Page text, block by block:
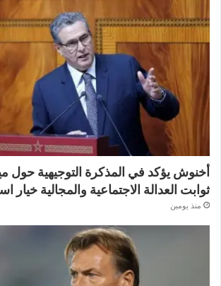
ثوابت العدالة الاجتماعية والمجالية خيار
منذ يومين